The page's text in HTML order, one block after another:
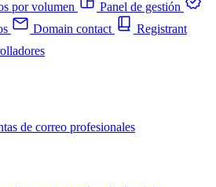
por volumen
Panel de gestión
Domain contact
Registrant
de correo profesionales